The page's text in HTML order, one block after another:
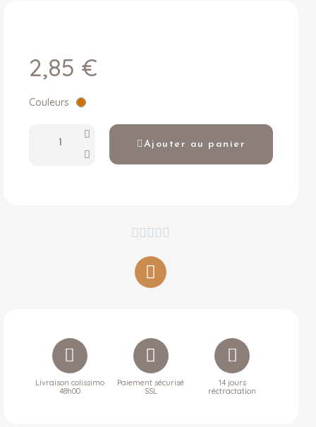
2,85 €
Couleurs
Ajouter au panier
    
Livraison colissimo
48h00
Paiement sécurisé
SSL
14 jours
réctractation